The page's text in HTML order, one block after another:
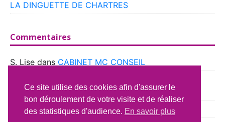
LA DINGUETTE DE CHARTRES
Commentaires
S. Lise dans CABINET MC CONSEIL
BEAUCE
Richard LaverydansATELIER DU CAMPING CAR
Ce site utilise des cookies afin d'assurer le
bon déroulement de votre visite et de réaliser
des statistiques d'audience. En savoir plus